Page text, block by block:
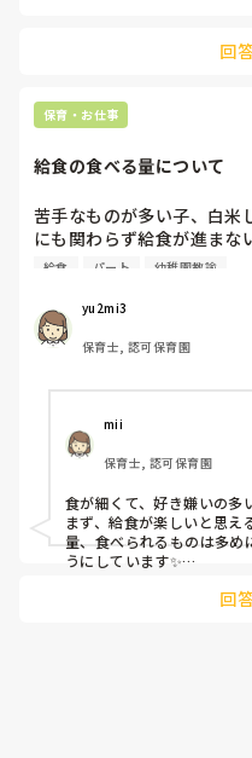
回
保育・お仕事
給食の食べる量について
苦手なものが多い子、白米
にも関わらず給食が進まな
か？
思いますがそのような子に
給食 パート 幼稚園教諭
yu2mi3
保育士, 認可保育園
mii
保育士, 認可保育園
食が細くて、好き嫌いの多
まず、給食が楽しいと思
量、食べられるものは多め
うにしています✨️
回